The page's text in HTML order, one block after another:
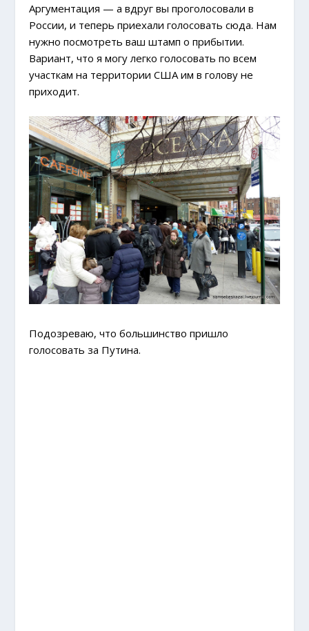
Аргументация — а вдруг вы проголосовали в
России, и теперь приехали голосовать сюда. Нам
нужно посмотреть ваш штамп о прибытии.
Вариант, что я могу легко голосовать по всем
участкам на территории США им в голову не
приходит.
Подозреваю, что большинство пришло
голосовать за Путина.